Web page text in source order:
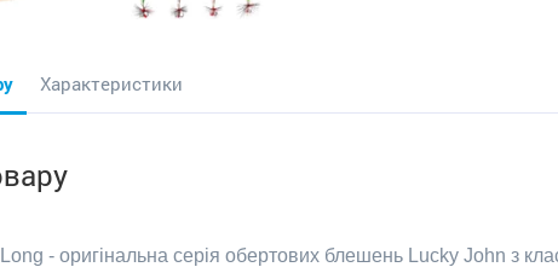
Характеристики
- оригінальна серія обертових блешень Lucky John з